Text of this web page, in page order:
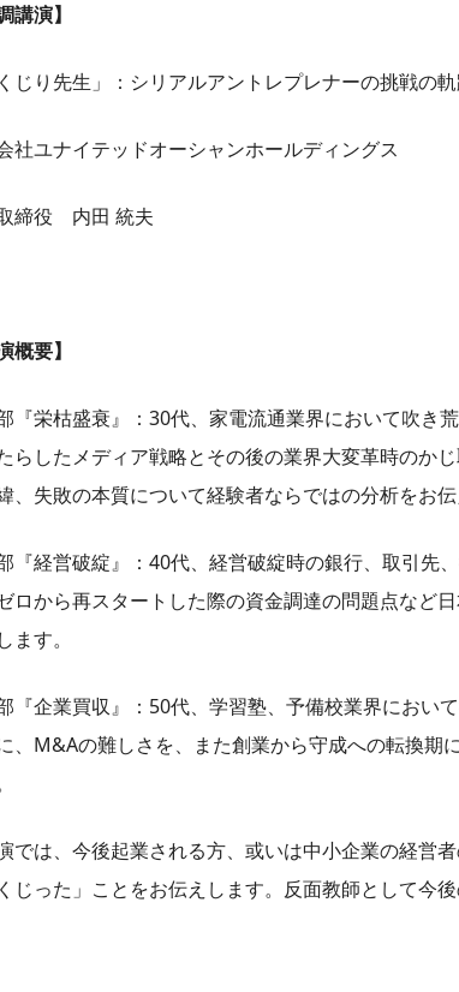
講演】
くじり先生」：シリアルアントレプレナーの挑戦の
社ユナイテッドオーシャンホールディングス
締役 内田 統夫
概要】
『栄枯盛衰』：30代、家電流通業界において吹き
らしたメディア戦略とその後の業界大変革時のか
、失敗の本質について経験者ならではの分析をお伝
『経営破綻』：40代、経営破綻時の銀行、取引先
ロから再スタートした際の資金調達の問題点など
ます。
『企業買収』：50代、学習塾、予備校業界におい
、M&Aの難しさを、また創業から守成への転換期
では、今後起業される方、或いは中小企業の経営
くじった」ことをお伝えします。反面教師として今